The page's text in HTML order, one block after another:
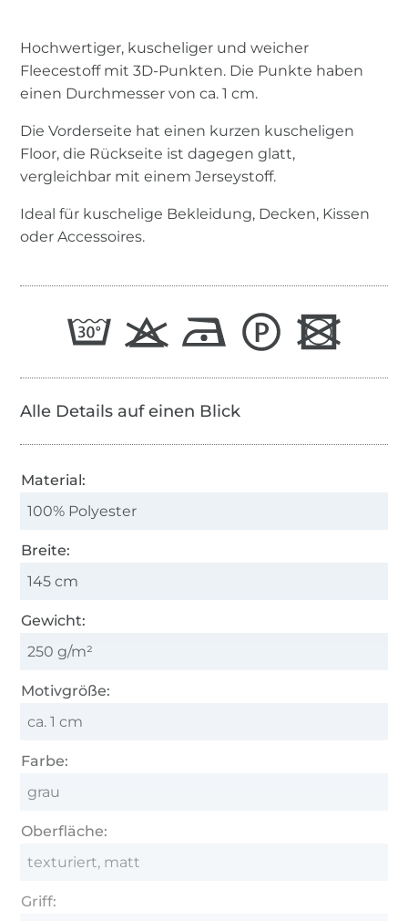
Hochwertiger, kuscheliger und weicher
Fleecestoff mit 3D-Punkten. Die Punkte haben
einen Durchmesser von ca. 1 cm.
Die Vorderseite hat einen kurzen kuscheligen
Floor, die Rückseite ist dagegen glatt,
vergleichbar mit einem Jerseystoff.
Ideal für kuschelige Bekleidung, Decken, Kissen
oder Accessoires.
Alle Details auf einen Blick
Material:
100% Polyester
Breite:
145 cm
Gewicht:
250 g/m²
Motivgröße:
ca. 1 cm
Farbe:
grau
Oberfläche:
texturiert, matt
Griff: